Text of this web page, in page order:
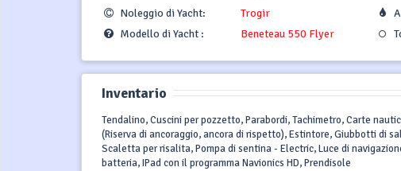
Noleggio di Yacht:
Trogir
Modello di Yacht :
Beneteau 550 Flyer
Inventario
Tendalino, Cuscini per pozzetto, Parabordi, Tachimetro, Carte
(Riserva di ancoraggio, ancora di rispetto), Estintore, Giubbotti di
Scaletta per risalita, Pompa di sentina - Electric, Luce di
batteria, IPad con il programma Navionics HD, Prendisole